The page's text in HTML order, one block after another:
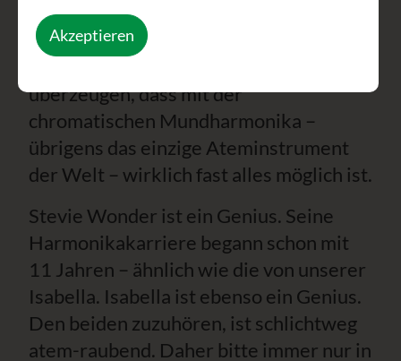
Gruppe, entscheidend für das „runde
Hörerlebnis“ sein. Isabella Krapf wird
überzeugen, dass mit der
chromatischen Mundharmonika –
übrigens das einzige Ateminstrument
der Welt – wirklich fast alles möglich ist.
Stevie Wonder ist ein Genius. Seine
Harmonikakarriere begann schon mit
11 Jahren – ähnlich wie die von unserer
Isabella. Isabella ist ebenso ein Genius.
Den beiden zuzuhören, ist schlichtweg
atem-raubend. Daher bitte immer nur in
Akzeptieren